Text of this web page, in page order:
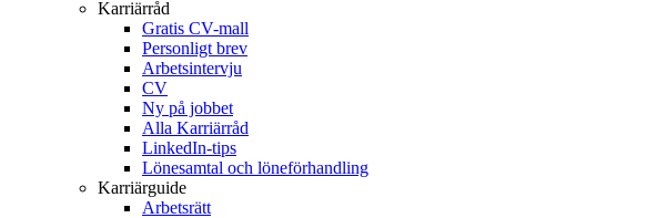
Karriärråd
Gratis CV-mall
Personligt brev
Arbetsintervju
CV
Ny på jobbet
Alla Karriärråd
LinkedIn-tips
Lönesamtal och löneförhandling
Karriärguide
Arbetsrätt